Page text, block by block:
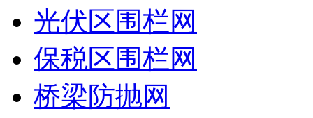
光伏区围栏网
保税区围栏网
桥梁防抛网